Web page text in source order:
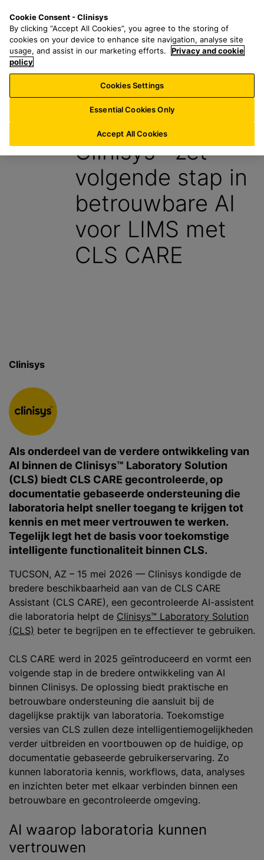
a
r
h
f
o
:
n
u
Clinisys™ zet
volgende stap in
betrouwbare AI
voor LIMS met
CLS CARE
Clinisys
Als onderdeel van de verdere ontwikkeling van
AI binnen de Clinisys™ Laboratory Solution
(CLS) biedt CLS CARE gecontroleerde, op
documentatie gebaseerde ondersteuning die
laboratoria helpt sneller toegang te krijgen tot
kennis en met meer vertrouwen te werken.
Tegelijk legt het de basis voor toekomstige
intelligente functionaliteit binnen CLS.
TUCSON, AZ – 15 mei 2026 — Clinisys kondigde de
bredere beschikbaarheid aan van de CLS CARE
Assistant (CLS CARE), een gecontroleerde AI-assistent
die laboratoria helpt de Clinisys™ Laboratory Solution
(CLS) beter te begrijpen en te effectiever te gebruiken.
CLS CARE werd in 2025 geïntroduceerd en vormt een
volgende stap in de bredere ontwikkeling van AI
binnen Clinisys. De oplossing biedt praktische en
betrouwbare ondersteuning die aansluit bij de
dagelijkse praktijk van laboratoria. Toekomstige
versies van CLS zullen deze intelligentiemogelijkheden
verder uitbreiden en voortbouwen op de huidige, op
documentatie gebaseerde gebruikerservaring. Zo
kunnen laboratoria kennis, workflows, data, analyses
en inzichten beter met elkaar verbinden binnen een
betrouwbare en gecontroleerde omgeving.
AI waarop laboratoria kunnen
vertrouwen
Cookie Consent - Clinisys
By clicking “Accept All Cookies”, you agree to the storing of
cookies on your device to enhance site navigation, analyse site
usage, and assist in our marketing efforts.
Privacy and cookie
policy
Cookies Settings
Essential Cookies Only
Accept All Cookies